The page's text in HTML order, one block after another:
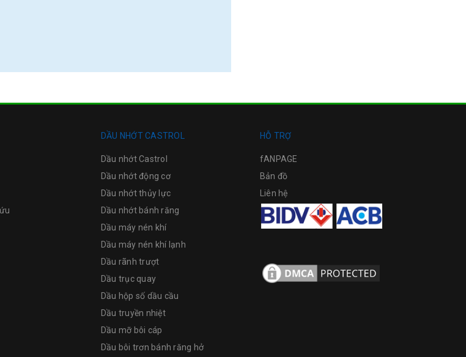
DẦU NHỚT CASTROL
Dầu nhớt Castrol
Dầu nhớt động cơ
Dầu nhớt thủy lực
Dầu nhớt bánh răng
Dầu máy nén khí
Dầu máy nén khí lạnh
Dầu rãnh trượt
Dầu trục quay
Dầu hộp số dầu cầu
Dầu truyền nhiệt
Dầu mỡ bôi cáp
Dầu bôi trơn bánh răng hở
HỖ TRỢ
fANPAGE
Bản đồ
Liên hệ